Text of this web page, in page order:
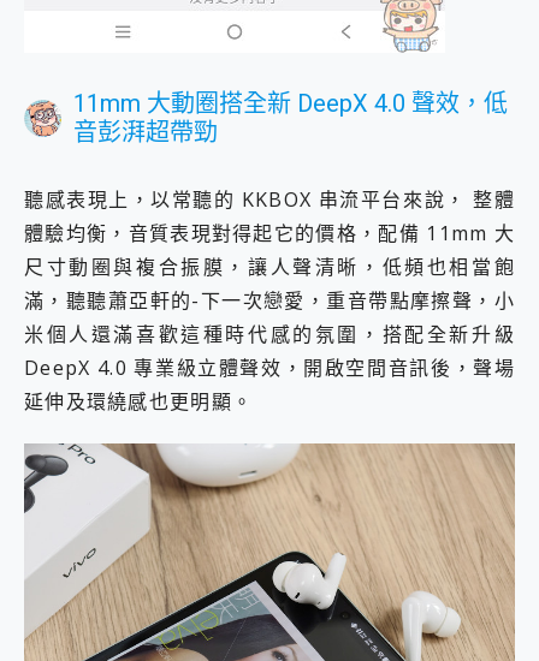
11mm 大動圈搭全新 DeepX 4.0 聲效，低
音彭湃超帶勁
聽感表現上，以常聽的 KKBOX 串流平台來說， 整體
體驗均衡，音質表現對得起它的價格，配備 11mm 大
尺寸動圈與複合振膜，讓人聲清晰，低頻也相當飽
滿，聽聽蕭亞軒的-下一次戀愛，重音帶點摩擦聲，小
米個人還滿喜歡這種時代感的氛圍，搭配全新升級
DeepX 4.0 專業級立體聲效，開啟空間音訊後，聲場
延伸及環繞感也更明顯。